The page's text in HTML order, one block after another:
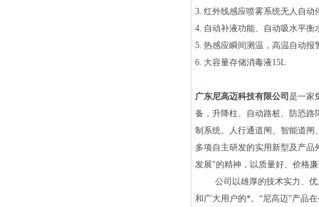
3. 红外线感应喷雾系统无人自动
4. 自动补液功能、自动吸水平衡
5. 热感应瞬间测温，高温自动报
6. 大容量存储消毒液15L
广东尼高迈科技有限公司 是一家
备，升降柱、自动路桩、防恐路
制系统、人行通道闸、智能道闸
多项自主研发的实用新型及产品
发展"的精神，以质量好、价格
公司以雄厚的技术实力、
和广大用户的*。“尼高迈"产品